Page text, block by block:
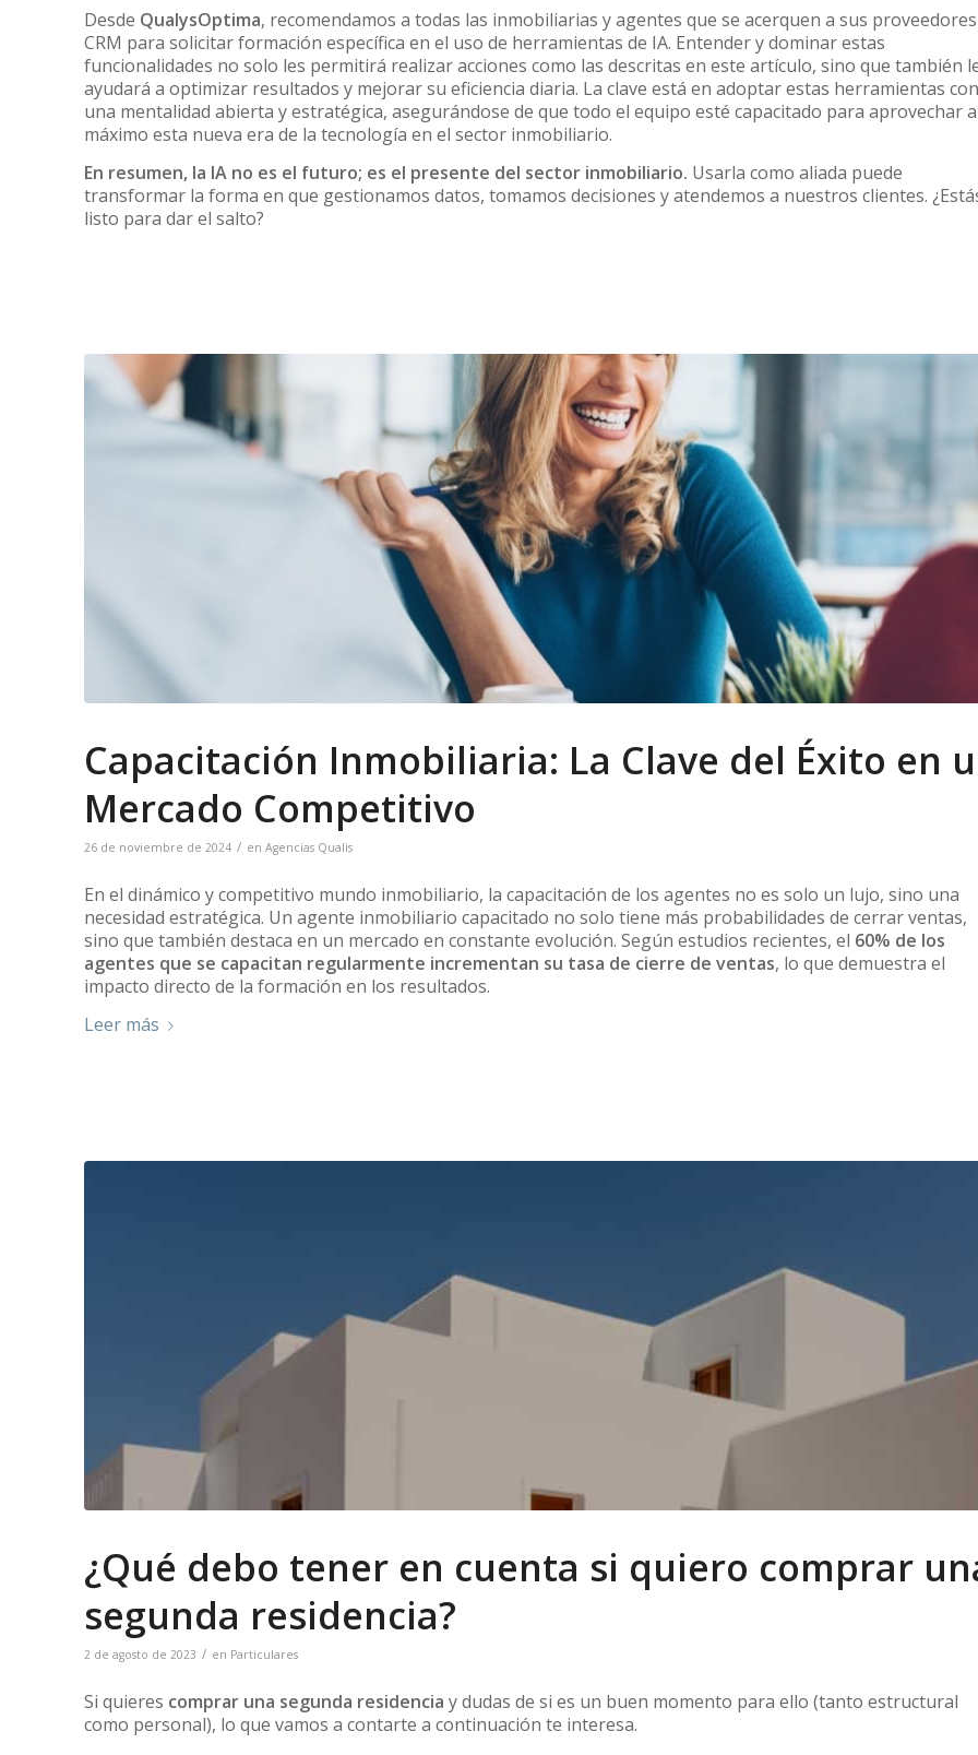
Desde QualysOptima, recomendamos a todas las inmobiliarias y agentes que se acerquen a sus
CRM para solicitar formación específica en el uso de herramientas de IA. Entender y dominar estas
funcionalidades no solo les permitirá realizar acciones como las descritas en este artículo, sino que también
ayudará a optimizar resultados y mejorar su eficiencia diaria. La clave está en adoptar estas herramientas con
una mentalidad abierta y estratégica, asegurándose de que todo el equipo esté capacitado para aprovechar
máximo esta nueva era de la tecnología en el sector inmobiliario.
En resumen, la IA no es el futuro; es el presente del sector inmobiliario. Usarla como aliada puede
transformar la forma en que gestionamos datos, tomamos decisiones y atendemos a nuestros clientes.
listo para dar el salto?
Capacitación Inmobiliaria: La Clave del Éxito en
Mercado Competitivo
26 de noviembre de 2024 / en Agencias Qualis
En el dinámico y competitivo mundo inmobiliario, la capacitación de los agentes no es solo un lujo, sino una
necesidad estratégica. Un agente inmobiliario capacitado no solo tiene más probabilidades de cerrar ventas,
sino que también destaca en un mercado en constante evolución. Según estudios recientes, el 60% de los
agentes que se capacitan regularmente incrementan su tasa de cierre de ventas, lo que demuestra el
impacto directo de la formación en los resultados.
Leer más
¿Qué debo tener en cuenta si quiero comprar
segunda residencia?
2 de agosto de 2023 / en Particulares
Si quieres comprar una segunda residencia y dudas de si es un buen momento para ello (tanto estructural
como personal), lo que vamos a contarte a continuación te interesa.